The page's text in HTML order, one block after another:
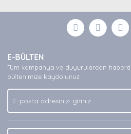
Yorum Yaz
formunu kullanarak tarafımıza
Görüş ve önerileriniz için teşekkür
Ürün açıklamasında eksik bilgiler
Ürün bilgilerinde hatalar bulunuyor.
Ürün fiyatı diğer sitelerden daha
Bu ürüne benzer farklı alternatifler
E-BÜLTEN
Tüm kampanya ve duyurulardan
bültenimize kaydolunuz.